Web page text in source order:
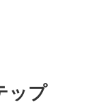
ップ